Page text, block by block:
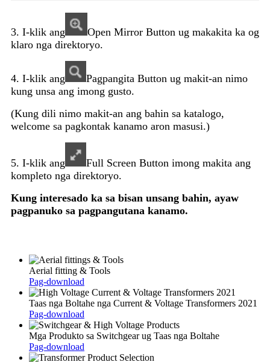
3. I-klik ang
Open Mirror Button ug makakita ka og
klaro nga direktoryo.
4. I-klik ang
Pagpangita Button ug makit-an nimo
kung unsa ang imong gusto.
(Kung dili nimo makit-an ang bahin sa katalogo,
welcome sa pagkontak kanamo aron masusi.)
5. I-klik ang
Full Screen Button imong makita ang
kompleto nga direktoryo.
Kung interesado ka sa bisan unsang bahin, ayaw
pagpanuko sa pagpangutana kanamo.
Aerial fitting & Tools
Pag-download
Taas nga Boltahe nga Current & Voltage Transformers 2021
Pag-download
Mga Produkto sa Switchgear ug Taas nga Boltahe
Pag-download